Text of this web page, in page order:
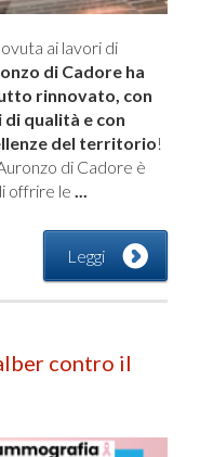
ai lavori di
di Cadore ha
rinnovato, con
qualità e con
del territorio!
di Cadore è
offrire le ...
Leggi
contro il